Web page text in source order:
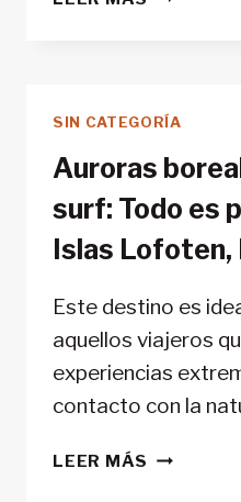
‘FREE
SIN CATEGORÍA
Auroras
surf: Todo es
Islas Lofoten,
Este destino es
aquellos viajeros
experiencias
contacto con la
LEER MÁS AURORAS